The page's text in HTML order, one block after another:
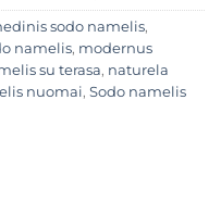
sodo namelis,
namelis, modernus
su terasa, naturela
nuomai, Sodo namelis